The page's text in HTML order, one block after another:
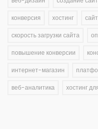
конверсия хостинг сайт
скорость загрузки сайта
повышение конверсии
интернет-магазин
веб-аналитика хостинг